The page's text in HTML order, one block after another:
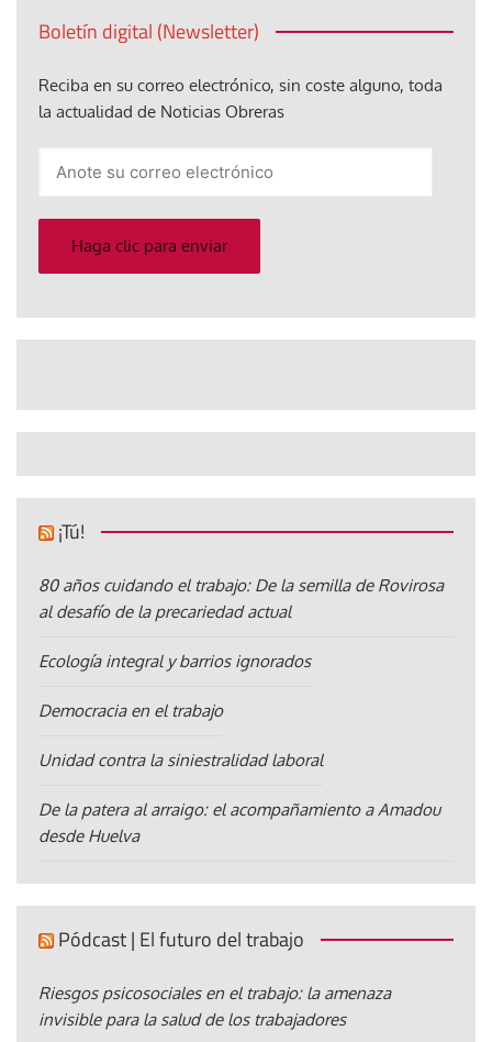
Boletín digital (Newsletter)
Reciba en su correo electrónico, sin coste alguno, toda
la actualidad de Noticias Obreras
electrónico
Haga clic para enviar
¡Tú!
80 años cuidando el trabajo: De la semilla de Rovirosa
al desafío de la precariedad actual
Ecología integral y barrios ignorados
Democracia en el trabajo
Unidad contra la siniestralidad laboral
De la patera al arraigo: el acompañamiento a Amadou
desde Huelva
Pódcast | El futuro del trabajo
Riesgos psicosociales en el trabajo: la amenaza
invisible para la salud de los trabajadores